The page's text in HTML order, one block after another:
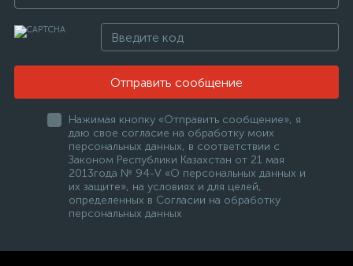
Отправить сообщение
Нажимая кнопку «Отправить сообщение», я
даю свое согласие на обработку моих
персональных данных, в соответствии с
Законом Республики Казахстан от 21 мая
2013года № 94-V «О персональных данных и
их защите», на условиях и для целей,
определенных в Согласии на обработку
персональных данных